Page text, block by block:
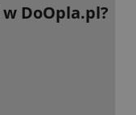
w DoOpla.pl?